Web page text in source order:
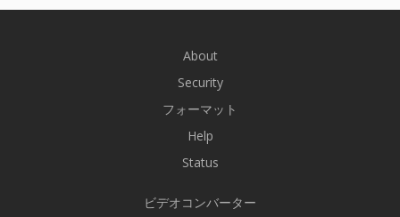
About
Security
フォーマット
Help
Status
ビデオコンバーター